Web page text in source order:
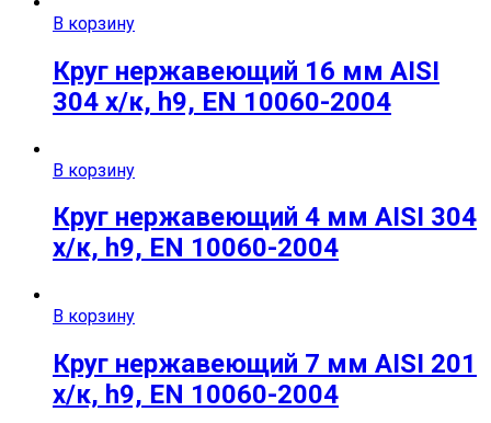
В корзину
Круг нержавеющий 16 мм AISI
304 х/к, h9, EN 10060-2004
В корзину
Круг нержавеющий 4 мм AISI 304
х/к, h9, EN 10060-2004
В корзину
Круг нержавеющий 7 мм AISI 201
х/к, h9, EN 10060-2004